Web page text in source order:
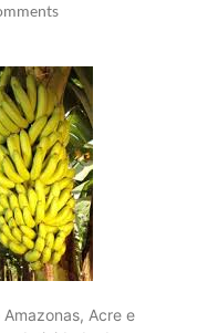
Acre e